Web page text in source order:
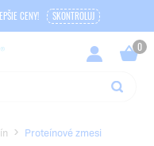
CENY! SKONTROLUJ
Proteínové zmesi